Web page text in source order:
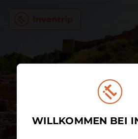
WILLKOMMEN BEI